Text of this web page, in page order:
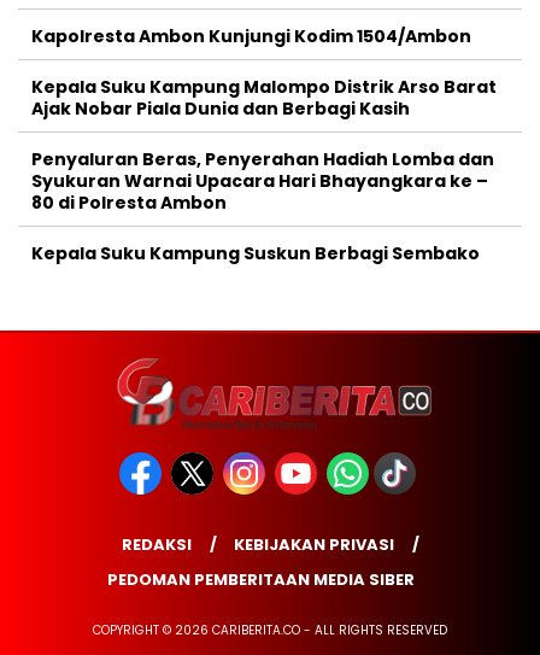
Kapolresta Ambon Kunjungi Kodim 1504/Ambon
Kepala Suku Kampung Malompo Distrik Arso Barat
Ajak Nobar Piala Dunia dan Berbagi Kasih
Penyaluran Beras, Penyerahan Hadiah Lomba dan
Syukuran Warnai Upacara Hari Bhayangkara ke –
80 di Polresta Ambon
Kepala Suku Kampung Suskun Berbagi Sembako
REDAKSI
KEBIJAKAN PRIVASI
PEDOMAN PEMBERITAAN MEDIA SIBER
COPYRIGHT © 2026 CARIBERITA.CO - ALL RIGHTS RESERVED